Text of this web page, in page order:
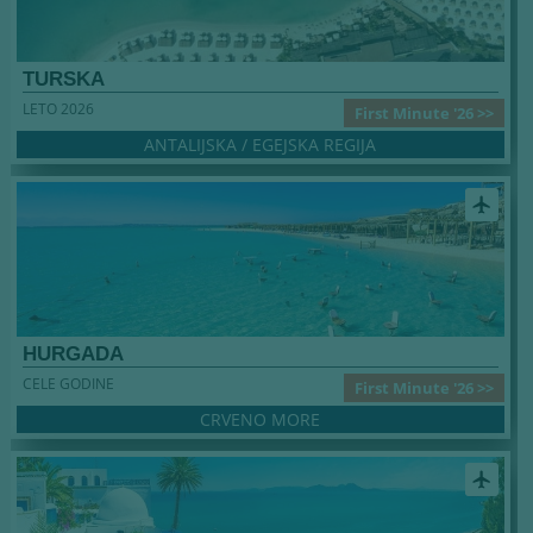
TURSKA
First Minute '26 >>
LETO 2026
ANTALIJSKA / EGEJSKA REGIJA
airplanemode_active
HURGADA
First Minute '26 >>
CELE GODINE
CRVENO MORE
airplanemode_active